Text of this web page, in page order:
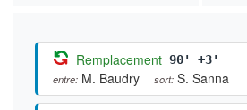
Remplacement 90' +3'
entre: M. Baudry sort: S. Sanna